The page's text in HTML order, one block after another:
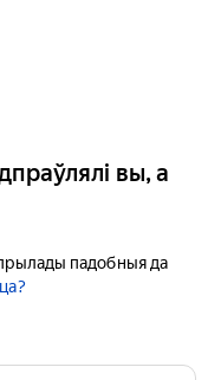
вы, а
падобныя да